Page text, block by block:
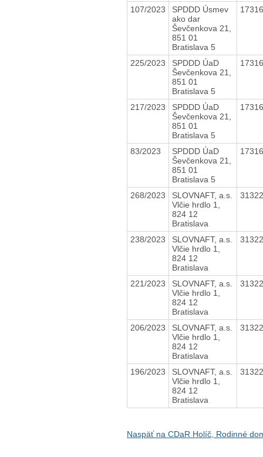
107/2023
SPDDD Úsmev
ako dar
Ševčenkova 21,
851 01
Bratislava 5
225/2023
SPDDD ÚaD
Ševčenkova 21,
851 01
Bratislava 5
217/2023
SPDDD ÚaD
Ševčenkova 21,
851 01
Bratislava 5
83/2023
SPDDD ÚaD
Ševčenkova 21,
851 01
Bratislava 5
268/2023
SLOVNAFT, a.s.
Vlčie hrdlo 1,
824 12
Bratislava
238/2023
SLOVNAFT, a.s.
Vlčie hrdlo 1,
824 12
Bratislava
221/2023
SLOVNAFT, a.s.
Vlčie hrdlo 1,
824 12
Bratislava
206/2023
SLOVNAFT, a.s.
Vlčie hrdlo 1,
824 12
Bratislava
196/2023
SLOVNAFT, a.s.
Vlčie hrdlo 1,
824 12
Bratislava
Naspäť na CDaR Holíč, Rodinné